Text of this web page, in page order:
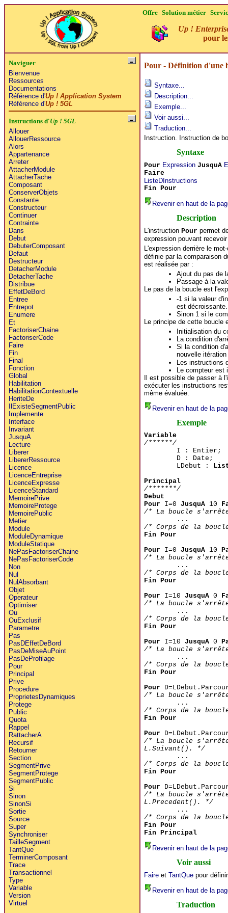
Offre Solution métier
Up !
pour
Naviguer
Bienvenue
Ressources
Documentations
Référence d'Up ! Application System
Référence d'Up ! 5GL
Instructions d'Up ! 5GL
Allouer
AllouerRessource
Alors
Appartenance
Arreter
AttacherModule
AttacherTache
Composant
ConserverObjets
Constante
Constructeur
Continuer
Contrainte
Dans
Debut
DebuterComposant
Defaut
Destructeur
DetacherModule
DetacherTache
Distribue
EffetDeBord
Entree
Entrepot
Enumere
Et
FactoriserChaine
FactoriserCode
Faire
Fin
Final
Fonction
Global
Habilitation
HabilitationContextuelle
HeriteDe
IlExisteSegmentPublic
Implemente
Interface
Invariant
JusquA
Lecture
Liberer
LibererRessource
Licence
LicenceEntreprise
LicenceExpresse
LicenceStandard
MemoirePrive
MemoireProtege
MemoirePublic
Metier
Module
ModuleDynamique
ModuleStatique
NePasFactoriserChaine
NePasFactoriserCode
Non
Nul
NulAbsorbant
Objet
Operateur
Optimiser
Ou
OuExclusif
Parametre
Pas
PasDEffetDeBord
PasDeMiseAuPoint
PasDeProfilage
Pour
Principal
Prive
Procedure
ProprietesDynamiques
Protege
Public
Quota
Rappel
RattacherA
Recursif
Retourner
Section
SegmentPrive
SegmentProtege
SegmentPublic
Si
Sinon
SinonSi
Sortie
Source
Super
Synchroniser
TailleSegment
TantQue
TerminerComposant
Trace
Transactionnel
Type
Variable
Version
Virtuel
Pour - Définition d'une
Syntaxe...
Description...
Exemple...
Voir aussi...
Traduction...
Instruction. Instruction de
Syntaxe
Pour Expression JusquA
Faire
ListeDInstructions
Fin Pour
Revenir en haut de la
Description
L'instruction Pour permet
expression pouvant
L'expression derrière le
définie par la comparaison
est réalisée par :
Ajout du pas de
Passage à la
Le pas de la boucle est
-1 si la valeur
est décroissante.
Sinon 1 si le
Le principe de cette boucle
Initialisation du
La condition
Si la condition
nouvelle
Les instructions
Le compteur est
Il est possible de passer à
exécuter les instructions
même évaluée.
Revenir en haut de la
Exemple
Variable
/******/
I : Entier;
D : Date;
LDebut :
Principal
/*******/
Debut
Pour I=0 JusquA10
/* La boucle
...
/* Corps de la
Fin Pour
Pour I=0 JusquA10
/* La boucle
...
/* Corps de la
Fin Pour
Pour I=10 JusquA0
/* La boucle
...
/* Corps de la
Fin Pour
Pour I=10 JusquA0
/* La boucle
...
/* Corps de la
Fin Pour
Pour
/* La boucle
...
/* Corps de la
Fin Pour
Pour
/* La boucle
L.Suivant(). */
...
/* Corps de la
Fin Pour
Pour
/* La boucle
L.Precedent(). */
...
/* Corps de la
Fin Pour
Fin Principal
Revenir en haut de la
Voir aussi
Faireet TantQuepour
Revenir en haut de la
Traduction